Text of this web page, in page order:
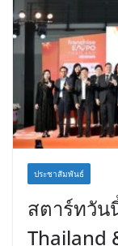
ประชาสัมพันธ์
สตาร์ทวัน
Thailand